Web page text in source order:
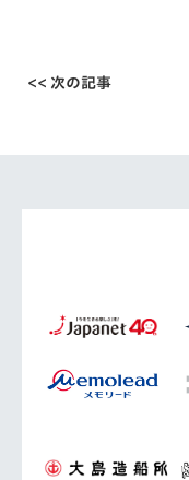
<< 次の記事